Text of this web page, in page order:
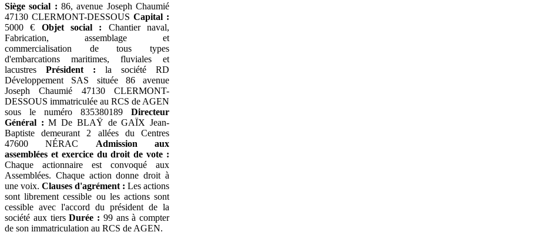
Siège social : 86, avenue Joseph Chaumié
47130 CLERMONT-DESSOUS Capital :
5000 € Objet social : Chantier naval,
Fabrication, assemblage et
commercialisation de tous types
d'embarcations maritimes, fluviales et
lacustres Président : la société RD
Développement SAS située 86 avenue
Joseph Chaumié 47130 CLERMONT-
DESSOUS immatriculée au RCS de AGEN
sous le numéro 835380189 Directeur
Général : M De BLAŸ de GAÏX Jean-
Baptiste demeurant 2 allées du Centres
47600 NÉRAC Admission aux
assemblées et exercice du droit de vote :
Chaque actionnaire est convoqué aux
Assemblées. Chaque action donne droit à
une voix. Clauses d'agrément : Les actions
sont librement cessible ou les actions sont
cessible avec l'accord du président de la
société aux tiersDurée : 99 ans à compter
de son immatriculation au RCS de AGEN.